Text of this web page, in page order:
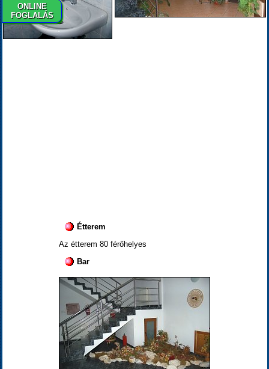
ONLINE
FOGLALÁS
Étterem
Az étterem 80 férőhelyes
Bar